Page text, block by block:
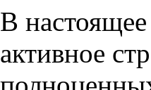
В
активное